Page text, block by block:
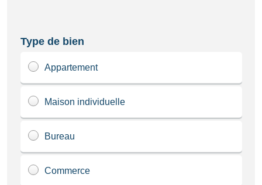
Type de bien
Appartement
Maison individuelle
Bureau
Commerce